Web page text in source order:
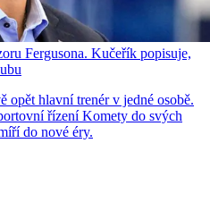
Fergusona. Kučeřík popisuje,
opět hlavní trenér v jedné osobě.
řízení Komety do svých
do nové éry.